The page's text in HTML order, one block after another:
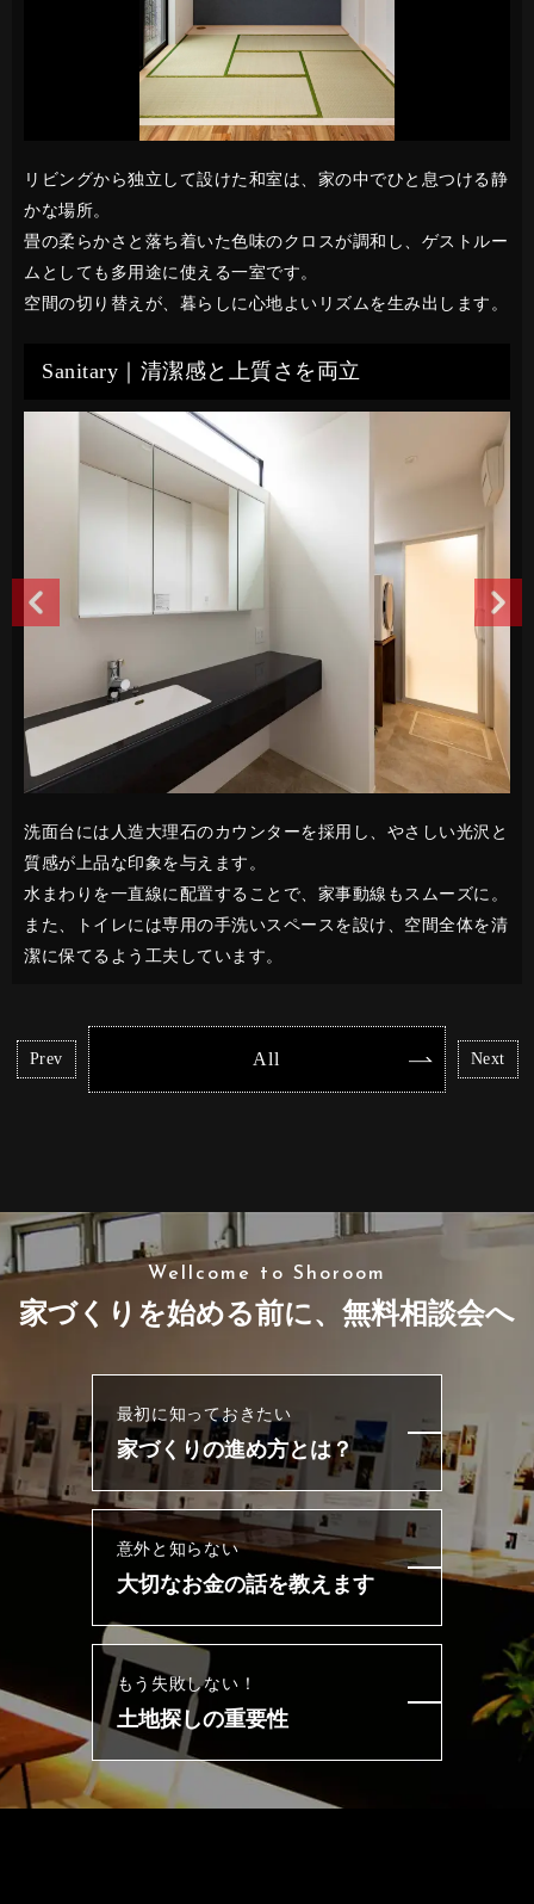
リビングから独立して設けた和室は、家の中でひと息つける静
かな場所。
畳の柔らかさと落ち着いた色味のクロスが調和し、ゲストルー
ムとしても多用途に使える一室です。
空間の切り替えが、暮らしに心地よいリズムを生み出します。
Sanitary｜清潔感と上質さを両立
洗面台には人造大理石のカウンターを採用し、やさしい光沢と
質感が上品な印象を与えます。
水まわりを一直線に配置することで、家事動線もスムーズに。
また、トイレには専用の手洗いスペースを設け、空間全体を清
潔に保てるよう工夫しています。
Prev All Next
Wellcome to Shoroom
家づくりを始める前に、無料相談会へ
最初に知っておきたい
家づくりの進め方とは？
意外と知らない
大切なお金の話を教えます
もう失敗しない！
土地探しの重要性